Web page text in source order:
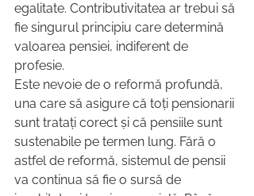
egalitate. Contributivitatea ar trebui să
fie singurul principiu care determină
valoarea pensiei, indiferent de
profesie.
Este nevoie de o reformă profundă,
una care să asigure că toți pensionarii
sunt tratați corect și că pensiile sunt
sustenabile pe termen lung. Fără o
astfel de reformă, sistemul de pensii
va continua să fie o sursă de